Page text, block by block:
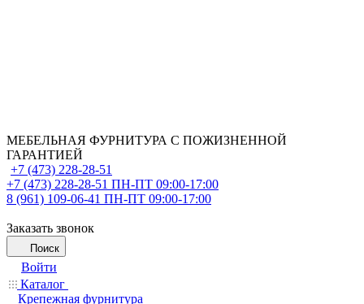
МЕБЕЛЬНАЯ ФУРНИТУРА С ПОЖИЗНЕННОЙ
ГАРАНТИЕЙ
+7 (473) 228-28-51
+7 (473) 228-28-51 ПН-ПТ 09:00-17:00
8 (961) 109-06-41 ПН-ПТ 09:00-17:00
Заказать звонок
Поиск
Войти
Каталог
Крепежная фурнитура